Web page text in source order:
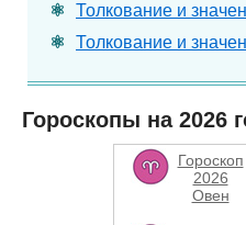
Толкование и
Толкование и
Гороскопы на 2026
Гороскоп
2026
Овен